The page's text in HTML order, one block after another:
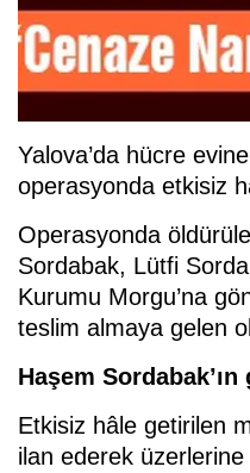
Yalova’da hücre
operasyonda etkisiz
Operasyonda
Sordabak, Lütfi
Kurumu Morgu’na
teslim almaya gelen
Haşem
Etkisiz hâle getirilen
ilan ederek üzerlerine